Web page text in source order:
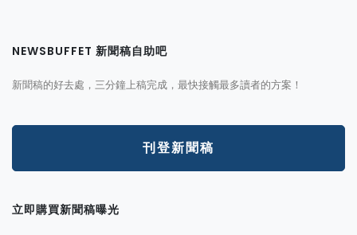
NEWSBUFFET 新聞稿自助吧
新聞稿的好去處，三分鐘上稿完成，最快接觸最多讀者的方案！
刊登新聞稿
立即購買新聞稿曝光